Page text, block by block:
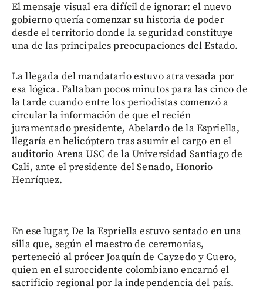
El mensaje visual era difícil de ignorar: el nuevo
gobierno quería comenzar su historia de poder
desde el territorio donde la seguridad constituye
una de las principales preocupaciones del Estado.
La llegada del mandatario estuvo atravesada por
esa lógica. Faltaban pocos minutos para las cinco de
la tarde cuando entre los periodistas comenzó a
circular la información de que el recién
juramentado presidente, Abelardo de la Espriella,
llegaría en helicóptero tras asumir el cargo en el
auditorio Arena USC de la Universidad Santiago de
Cali, ante el presidente del Senado, Honorio
Henríquez.
En ese lugar, De la Espriella estuvo sentado en una
silla que, según el maestro de ceremonias,
perteneció al prócer Joaquín de Cayzedo y Cuero,
quien en el suroccidente colombiano encarnó el
sacrificio regional por la independencia del país.